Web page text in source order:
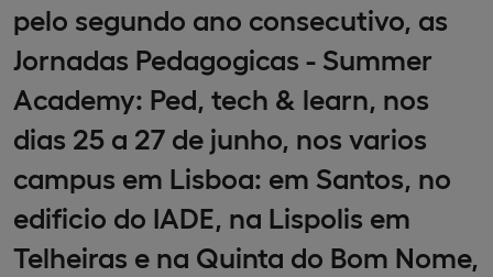
pelo segundo ano consecutivo, as
Jornadas Pedagogicas - Summer
Academy: Ped, tech & learn, nos
dias 25 a 27 de junho, nos varios
campus em Lisboa: em Santos, no
edificio do IADE, na Lispolis em
Telheiras e na Quinta do Bom Nome,